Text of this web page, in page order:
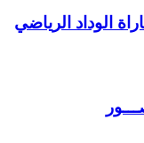
الوداد الرياضي